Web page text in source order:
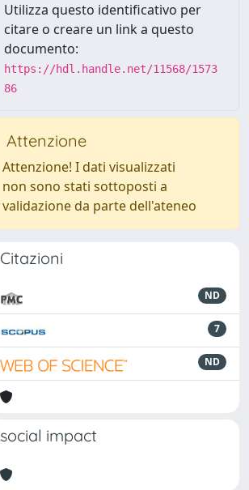
Utilizza questo identificativo per
citare o creare un link a questo
documento:
https://hdl.handle.net/11568/1573
86
Attenzione
Attenzione! I dati visualizzati
non sono stati sottoposti a
validazione da parte dell'ateneo
Citazioni
ND
7
ND
social impact